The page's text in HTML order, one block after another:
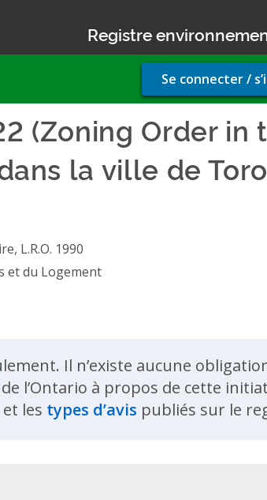
Registre
User
account
Se connecter /
(Zoning Order in
la ville de
L.R.O. 1990
et du Logement
Il n’existe aucune
l’Ontario à propos de cette
les types d’avis publiés sur le